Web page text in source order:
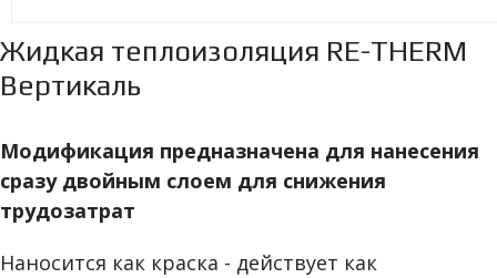
Жидкая теплоизоляция RE-THERM
Вертикаль
Модификация предназначена для нанесения
сразу двойным слоем для снижения
трудозатрат
Наносится как краска - действует как